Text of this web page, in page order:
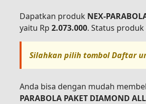
Dapatkan produk NEX-
yaitu Rp 2.073.000. Status
Silahkan pilih tombolDaftar
Anda bisa dengan mudah
PARABOLA PAKET DIAMOND